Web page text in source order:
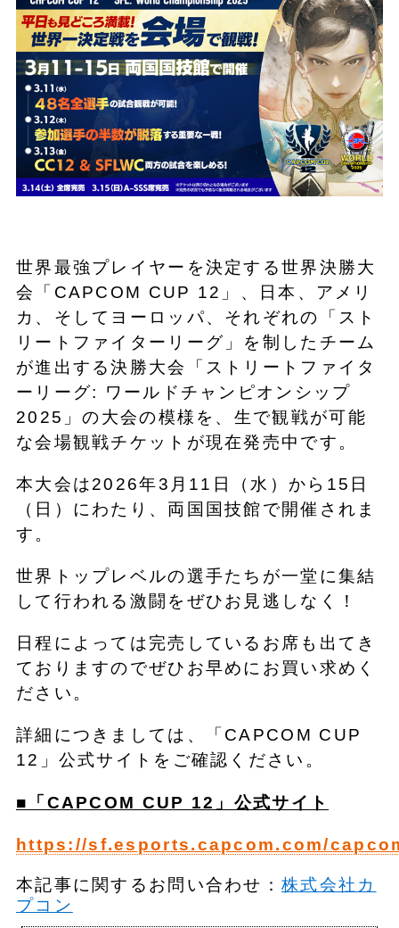
世界最強プレイヤーを決定する世界決勝大
会「CAPCOM CUP 12」、日本、アメリ
カ、そしてヨーロッパ、それぞれの「スト
リートファイターリーグ」を制したチーム
が進出する決勝大会「ストリートファイタ
ーリーグ: ワールドチャンピオンシップ
2025」の大会の模様を、生で観戦が可能
な会場観戦チケットが現在発売中です。
本大会は2026年3月11日（水）から15日
（日）にわたり、両国国技館で開催されま
す。
世界トップレベルの選手たちが一堂に集結
して行われる激闘をぜひお見逃しなく！
日程によっては完売しているお席も出てき
ておりますのでぜひお早めにお買い求めく
ださい。
詳細につきましては、「CAPCOM CUP
12」公式サイトをご確認ください。
■「CAPCOM CUP 12」公式サイト
https://sf.esports.capcom.com/
本記事に関するお問い合わせ：株式会社カ
プコン